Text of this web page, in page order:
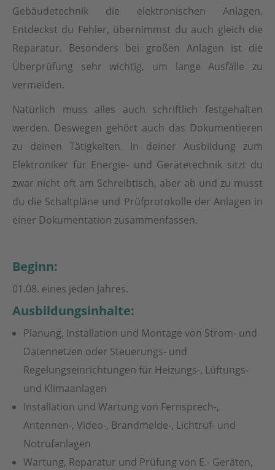
Gebäudetechnik die elektronischen Anlagen.
Entdeckst du Fehler, übernimmst du auch gleich die
Reparatur. Besonders bei großen Anlagen ist die
Überprüfung sehr wichtig, um lange Ausfälle zu
vermeiden.
Natürlich muss alles auch schriftlich festgehalten
werden. Deswegen gehört auch das Dokumentieren
zu deinen Tätigkeiten. In deiner Ausbildung zum
Elektroniker für Energie- und Gerätetechnik sitzt du
zwar nicht oft am Schreibtisch, aber ab und zu musst
du die Schaltpläne und Prüfprotokolle der Anlagen in
einer Dokumentation zusammenfassen.
Beginn:
01.08. eines jeden Jahres.
Ausbildungsinhalte:
Planung, Installation und Montage von Strom- und
Datennetzen oder Steuerungs- und
Regelungseinrichtungen für Heizungs-, Lüftungs-
und Klimaanlagen
Installation und Wartung von Fernsprech-,
Antennen-, Video-, Brandmelde-, Lichtruf- und
Notrufanlagen
Wartung, Reparatur und Prüfung von E.- Geräten,